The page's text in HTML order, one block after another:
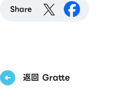
Share
返回 Gratte